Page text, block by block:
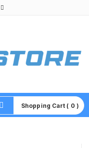
Shopping Cart ( 0 )